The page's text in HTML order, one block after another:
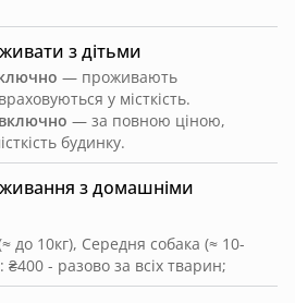
з домашніми
до 10кг), Середня собака (≈ 10-
- разово за всіх тварин;
з дітьми
— проживають
у місткість.
— за повною ціною,
будинку.